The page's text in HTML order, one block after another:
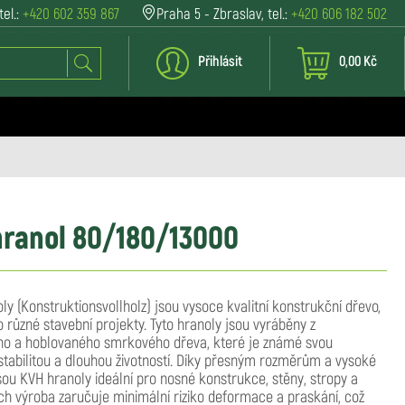
+420 602 359 867 Praha 5 - Zbraslav, tel.: +420 606 182 502
0,00 Kč
Přihlásit
80/180/13000
(Konstruktionsvollholz) jsou vysoce kvalitní konstrukční dřevo,
různé stavební projekty. Tyto hranoly jsou vyráběny z
a hoblovaného smrkového dřeva, které je známé svou
a dlouhou životností. Díky přesným rozměrům a vysoké
KVH hranoly ideální pro nosné konstrukce, stěny, stropy a
výroba zaručuje minimální riziko deformace a praskání, což